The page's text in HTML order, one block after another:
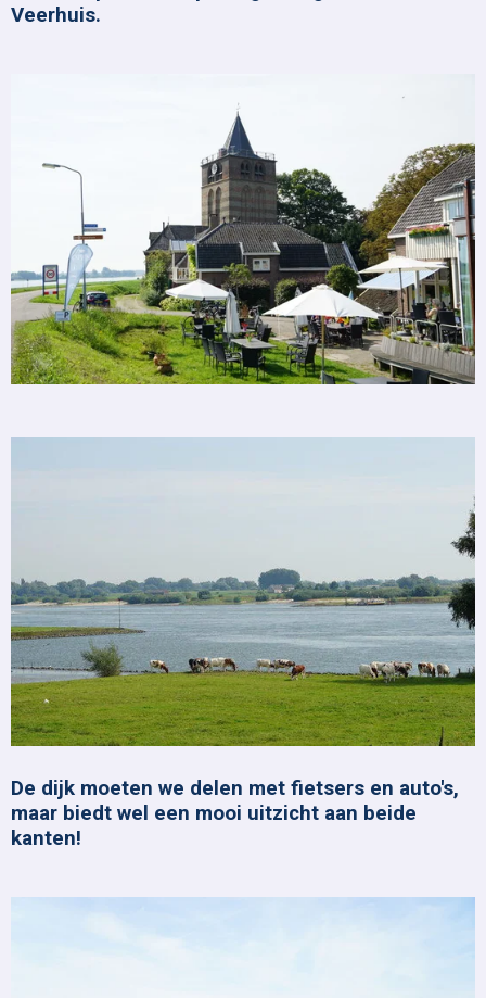
Veerhuis.
De dijk moeten we delen met fietsers en auto's,
maar biedt wel een mooi uitzicht aan beide
kanten!